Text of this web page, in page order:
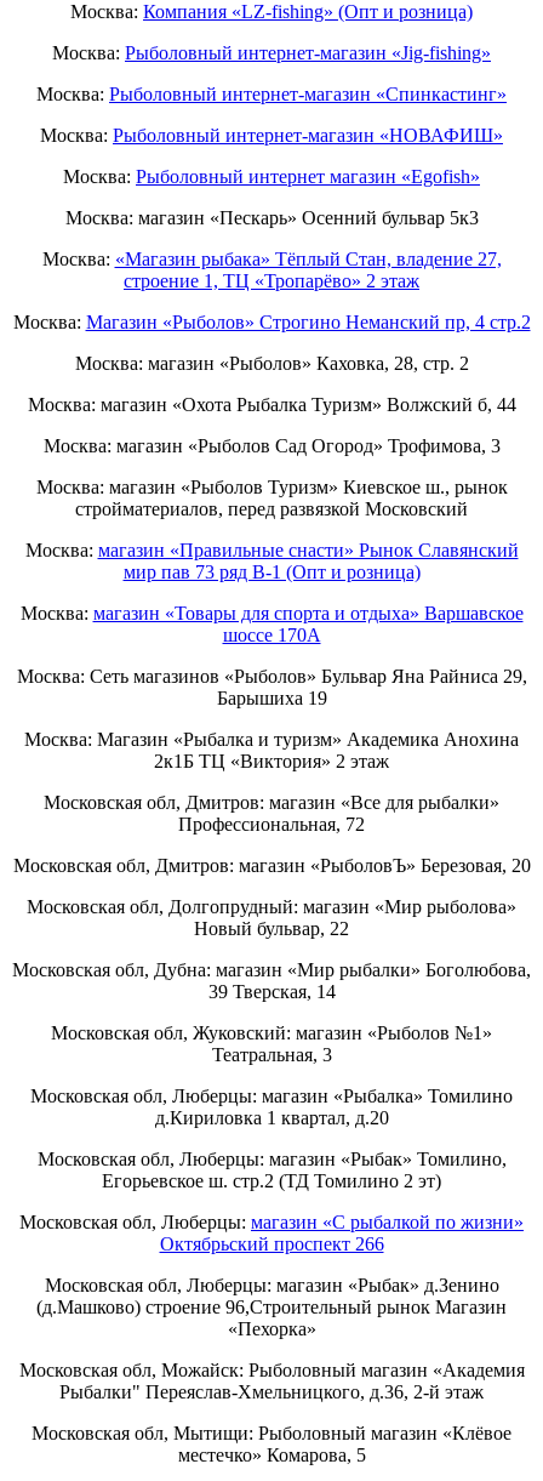
Москва: Компания «LZ-fishing» (Опт и розница)
Москва: Рыболовный интернет-магазин «Jig-fishing»
Москва: Рыболовный интернет-магазин «Спинкастинг»
Москва: Рыболовный интернет-магазин «НОВАФИШ»
Москва: Рыболовный интернет магазин «Egofish»
Москва: магазин «Пескарь» Осенний бульвар 5к3
Москва: «Магазин рыбака» Тёплый Стан, владение 27,
строение 1, ТЦ «Тропарёво» 2 этаж
Москва: Магазин «Рыболов» Строгино Неманский пр, 4 стр.2
Москва: магазин «Рыболов» Каховка, 28, стр. 2
Москва: магазин «Охота Рыбалка Туризм» Волжский б, 44
Москва: магазин «Рыболов Сад Огород» Трофимова, 3
Москва: магазин «Рыболов Туризм» Киевское ш., рынок
стройматериалов, перед развязкой Московский
Москва: магазин «Правильные снасти» Рынок Славянский
мир пав 73 ряд B-1 (Опт и розница)
Москва: магазин «Товары для спорта и отдыха» Варшавское
шоссе 170А
Москва: Сеть магазинов «Рыболов» Бульвар Яна Райниса 29,
Барышиха 19
Москва: Магазин «Рыбалка и туризм» Академика Анохина
2к1Б ТЦ «Виктория» 2 этаж
Московская обл, Дмитров: магазин «Все для рыбалки»
Профессиональная, 72
Московская обл, Дмитров: магазин «РыболовЪ» Березовая, 20
Московская обл, Долгопрудный: магазин «Мир рыболова»
Новый бульвар, 22
Московская обл, Дубна: магазин «Мир рыбалки» Боголюбова,
39 Тверская, 14
Московская обл, Жуковский: магазин «Рыболов №1»
Театральная, 3
Московская обл, Люберцы: магазин «Рыбалка» Томилино
д.Кириловка 1 квартал, д.20
Московская обл, Люберцы: магазин «Рыбак» Томилино,
Егорьевское ш. стр.2 (ТД Томилино 2 эт)
Московская обл, Люберцы: магазин «С рыбалкой по жизни»
Октябрьский проспект 266
Московская обл, Люберцы: магазин «Рыбак» д.Зенино
(д.Машково) строение 96,Строительный рынок Магазин
«Пехорка»
Московская обл, Можайск: Рыболовный магазин «Академия
Рыбалки" Переяслав-Хмельницкого, д.36, 2-й этаж
Московская обл, Мытищи: Рыболовный магазин «Клёвое
местечко» Комарова, 5